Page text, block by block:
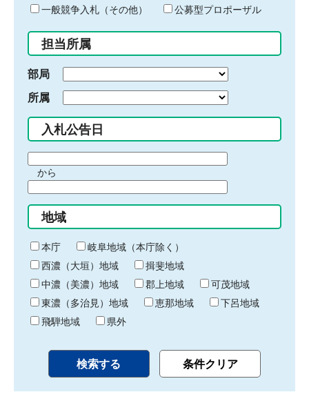
ド
入
力
一般競争入札（その他）
公募型プロポーザル
担当所属
部局
所属
入札公告日
間
始
り
から
間
終
わ
り
地域
本庁
岐阜地域（本庁除く）
西濃（大垣）地域
揖斐地域
中濃（美濃）地域
郡上地域
可茂地域
東濃（多治見）地域
恵那地域
下呂地域
飛騨地域
県外